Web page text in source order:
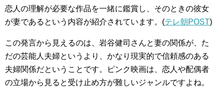
恋人の理解が必要な作品を一緒に鑑賞し、そのときの彼女
が妻であるという内容が紹介されています。(テレ朝POST)
この発言から見えるのは、岩谷健司さんと妻の関係が、た
だの芸能人夫婦というより、かなり現実的で信頼感のある
夫婦関係だということです。ピンク映画は、恋人や配偶者
の立場から見ると受け止め方が難しいジャンルですよね。